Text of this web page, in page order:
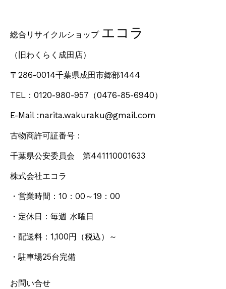
総合リサイクルショップ エコラ
（旧わくらく成田店）
〒286-0014千葉県成田市郷部1444
TEL：0120-980-957 （0476-85-6940）
E-Mail :narita.wakuraku@gmail.com
古物商許可証番号：
千葉県公安委員会 第441110001633
株式会社エコラ
・営業時間：10：00～19：00
・定休日：毎週 水曜日
・配送料：1,100円 （税込） ～
・駐車場25台完備
お問い合せ